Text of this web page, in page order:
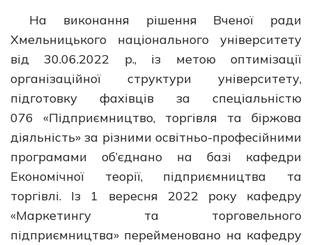
На виконання рішення Вченої ради
Хмельницького національного університету
від 30.06.2022 р., із метою оптимізації
організаційної структури університету,
підготовку фахівців за спеціальністю
076 «Підприємництво, торгівля та біржова
діяльність» за різними освітньо-професійними
програмами об’єднано на базі кафедри
Економічної теорії, підприємництва та
торгівлі. Із 1 вересня 2022 року кафедру
«Маркетингу та торговельного
підприємництва» перейменовано на кафедру